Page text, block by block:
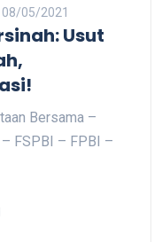
08/05/2021
Usut
Bersama –
FSPBI – FPBI –